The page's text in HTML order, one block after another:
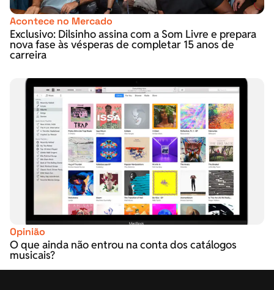
Acontece no Mercado
Exclusivo: Dilsinho assina com a Som Livre e prepara
nova fase às vésperas de completar 15 anos de
carreira
Opinião
O que ainda não entrou na conta dos catálogos
musicais?